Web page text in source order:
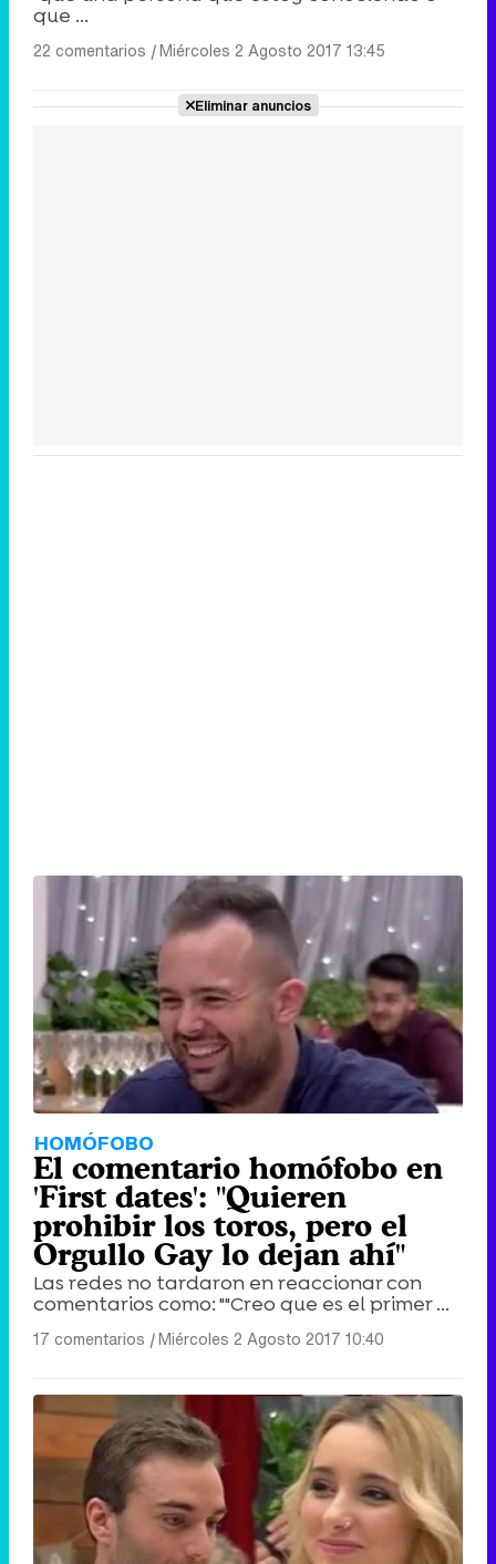
que ...
22 comentarios |Miércoles 2 Agosto 2017 13:45
Eliminar anuncios
HOMÓFOBO
El comentario homófobo en
'First dates': "Quieren
prohibir los toros, pero el
Orgullo Gay lo dejan ahí"
Las redes no tardaron en reaccionar con
comentarios como: ""Creo que es el primer ...
17 comentarios |Miércoles 2 Agosto 2017 10:40